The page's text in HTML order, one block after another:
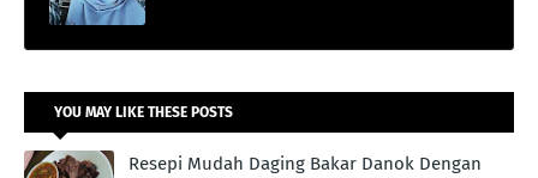
YOU MAY LIKE THESE POSTS
Resepi Mudah Daging Bakar Danok Dengan